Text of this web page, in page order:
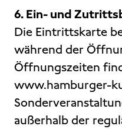
6. Ein- und
Die Eintrittskarte
während der
Öffnungszeiten
www.hamburger-
außerhalb der